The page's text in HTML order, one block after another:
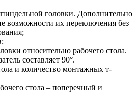
головки. Дополнительно
возможности их переключения без
относительно рабочего стола.
составляет 90°.
и количество монтажных т-
стола – поперечный и